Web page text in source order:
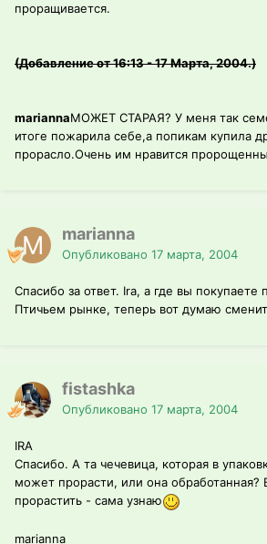
проращивается.
(Добавление от 16:13 - 17 Марта, 2004.)
mariannaМОЖЕТ СТАРАЯ? У меня так
итоге пожарила себе,а попикам купила
прорасло.Очень им нравится
marianna
Опубликовано 17 марта, 2004
Спасибо за ответ. Ira, а где вы покупаете
Птичьем рынке, теперь вот думаю
fistashka
Опубликовано 17 марта, 2004
IRA
Спасибо. А та чечевица, которая в
может прорасти, или она
прорастить - сама узнаю
marianna